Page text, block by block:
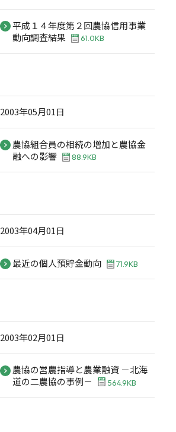
平成１４年度第２回農協信用事業
動向調査結果
61.0KB
2003年05月01日
農協組合員の相続の増加と農協金
融への影響
88.9KB
2003年04月01日
最近の個人預貯金動向 71.9KB
2003年02月01日
農協の営農指導と農業融資 －北海
道の二農協の事例－
564.9KB